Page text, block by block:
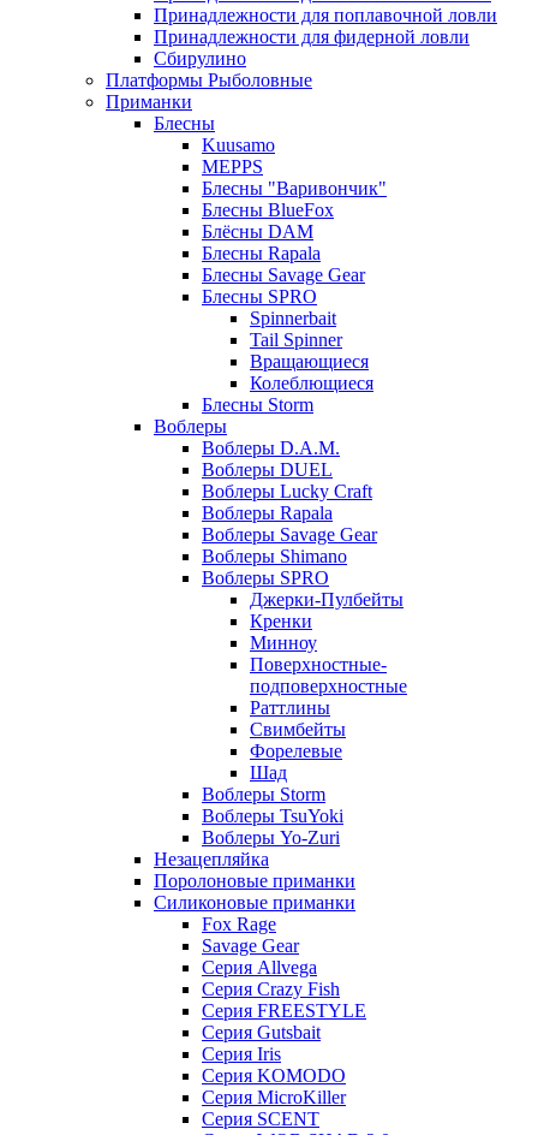
Принадлежности для поплавочной ловли
Принадлежности для фидерной ловли
Сбирулино
Платформы Рыболовные
Приманки
Блесны
Kuusamo
MEPPS
Блесны "Варивончик"
Блесны BlueFox
Блёсны DAM
Блесны Rapala
Блесны Savage Gear
Блесны SPRO
Spinnerbait
Tail Spinner
Вращающиеся
Колеблющиеся
Блесны Storm
Воблеры
Воблеры D.A.M.
Воблеры DUEL
Воблеры Lucky Craft
Воблеры Rapala
Воблеры Savage Gear
Воблеры Shimano
Воблеры SPRO
Джерки-Пулбейты
Кренки
Минноу
Поверхностные-
подповерхностные
Раттлины
Свимбейты
Форелевые
Шад
Воблеры Storm
Воблеры TsuYoki
Воблеры Yo-Zuri
Незацепляйка
Поролоновые приманки
Силиконовые приманки
Fox Rage
Savage Gear
Серия Allvega
Серия Crazy Fish
Серия FREESTYLE
Серия Gutsbait
Серия Iris
Серия KOMODO
Серия MicroKiller
Серия SCENT